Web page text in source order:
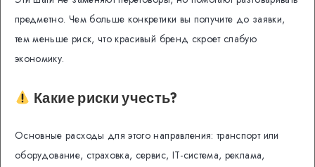
предметно. Чем больше конкретики вы получите до заявки,
тем меньше риск, что красивый бренд скроет слабую
экономику.
Какие риски учесть?
Основные расходы для этого направления: транспорт или
оборудование, страховка, сервис, IT-система, реклама,